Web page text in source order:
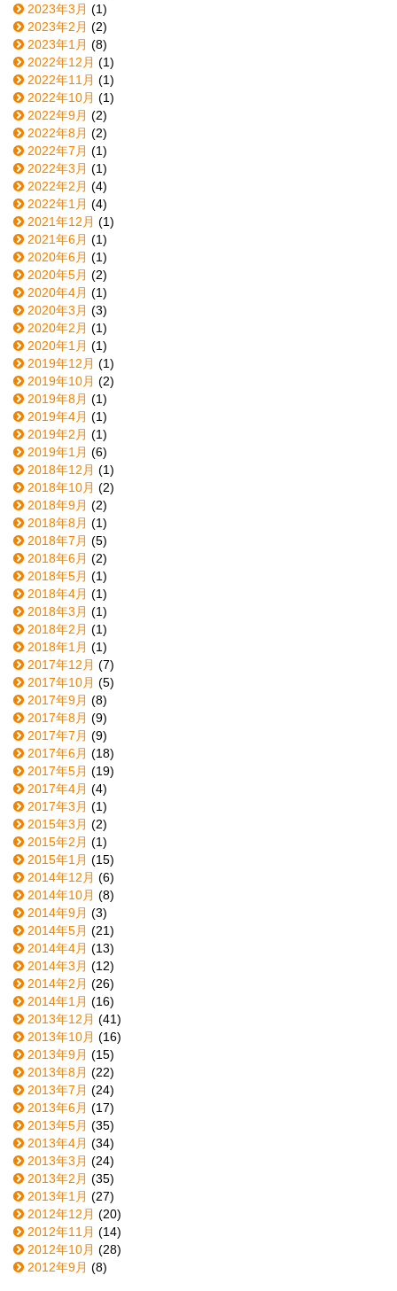
2023年3月 (1)
2023年2月 (2)
2023年1月 (8)
2022年12月 (1)
2022年11月 (1)
2022年10月 (1)
2022年9月 (2)
2022年8月 (2)
2022年7月 (1)
2022年3月 (1)
2022年2月 (4)
2022年1月 (4)
2021年12月 (1)
2021年6月 (1)
2020年6月 (1)
2020年5月 (2)
2020年4月 (1)
2020年3月 (3)
2020年2月 (1)
2020年1月 (1)
2019年12月 (1)
2019年10月 (2)
2019年8月 (1)
2019年4月 (1)
2019年2月 (1)
2019年1月 (6)
2018年12月 (1)
2018年10月 (2)
2018年9月 (2)
2018年8月 (1)
2018年7月 (5)
2018年6月 (2)
2018年5月 (1)
2018年4月 (1)
2018年3月 (1)
2018年2月 (1)
2018年1月 (1)
2017年12月 (7)
2017年10月 (5)
2017年9月 (8)
2017年8月 (9)
2017年7月 (9)
2017年6月 (18)
2017年5月 (19)
2017年4月 (4)
2017年3月 (1)
2015年3月 (2)
2015年2月 (1)
2015年1月 (15)
2014年12月 (6)
2014年10月 (8)
2014年9月 (3)
2014年5月 (21)
2014年4月 (13)
2014年3月 (12)
2014年2月 (26)
2014年1月 (16)
2013年12月 (41)
2013年10月 (16)
2013年9月 (15)
2013年8月 (22)
2013年7月 (24)
2013年6月 (17)
2013年5月 (35)
2013年4月 (34)
2013年3月 (24)
2013年2月 (35)
2013年1月 (27)
2012年12月 (20)
2012年11月 (14)
2012年10月 (28)
2012年9月 (8)